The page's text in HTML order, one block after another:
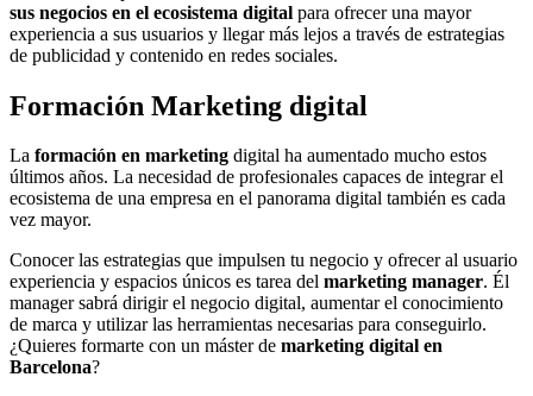
sus negocios en el ecosistema digital para ofrecer una mayor
experiencia a sus usuarios y llegar más lejos a través de estrategias
de publicidad y contenido en redes sociales.
Formación Marketing digital
La formación en marketing digital ha aumentado mucho estos
últimos años. La necesidad de profesionales capaces de integrar el
ecosistema de una empresa en el panorama digital también es cada
vez mayor.
Conocer las estrategias que impulsen tu negocio y ofrecer al usuario
experiencia y espacios únicos es tarea del marketing manager. Él
manager sabrá dirigir el negocio digital, aumentar el conocimiento
de marca y utilizar las herramientas necesarias para conseguirlo.
¿Quieres formarte con un máster de marketing digital en
Barcelona?